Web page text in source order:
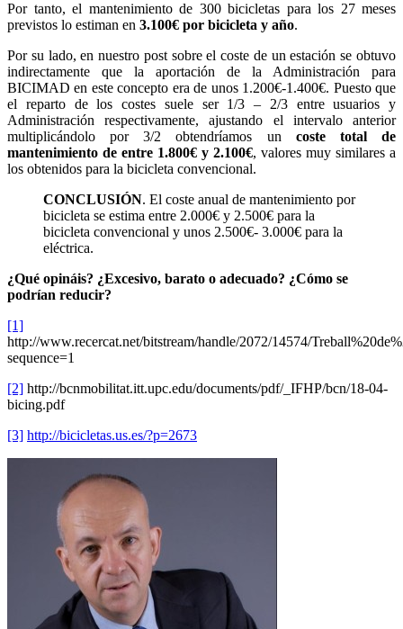
Por tanto, el mantenimiento de 300 bicicletas para los 27 meses
previstos lo estiman en 3.100€ por bicicleta y año.
Por su lado, en nuestro post sobre el coste de un estación se obtuvo
indirectamente que la aportación de la Administración para
BICIMAD en este concepto era de unos 1.200€-1.400€. Puesto que
el reparto de los costes suele ser 1/3 – 2/3 entre usuarios y
Administración respectivamente, ajustando el intervalo anterior
multiplicándolo por 3/2 obtendríamos un coste total de
mantenimiento de entre 1.800€ y 2.100€, valores muy similares a
los obtenidos para la bicicleta convencional.
CONCLUSIÓN. El coste anual de mantenimiento por
bicicleta se estima entre 2.000€ y 2.500€ para la
bicicleta convencional y unos 2.500€- 3.000€ para la
eléctrica.
¿Qué opináis? ¿Excesivo, barato o adecuado? ¿Cómo se
podrían reducir?
[1]
http://www.recercat.net/bitstream/handle/2072/14574/
sequence=1
[2] http://bcnmobilitat.itt.upc.edu/documents/pdf/_IFHP/bcn/18-04-
bicing.pdf
[3] http://bicicletas.us.es/?p=2673